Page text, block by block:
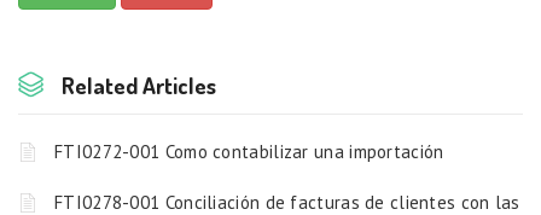
Related Articles
FTI0272-001 Como contabilizar una importación
FTI0278-001 Conciliación de facturas de clientes con las